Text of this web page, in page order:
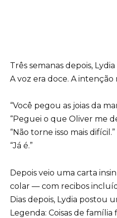
Três semanas depois,
A voz era doce. A intenção
“Você pegou as joias da
“Peguei o que Oliver me
“Não torne isso mais difícil.”
“Já é.”
Depois veio uma carta
colar — com recibos
Dias depois, Lydia postou
Legenda: Coisas de família